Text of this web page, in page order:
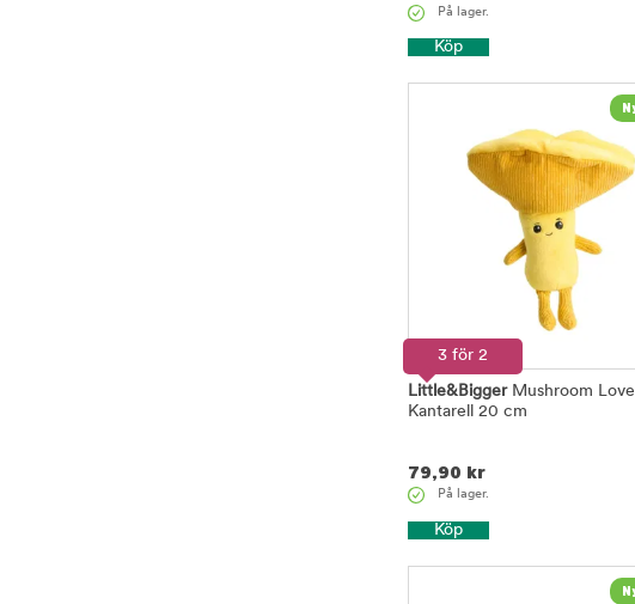
På lager.
Köp
3 för 2
Little&BiggerMushroom Love
Kantarell 20 cm
79,90 kr
På lager.
Köp